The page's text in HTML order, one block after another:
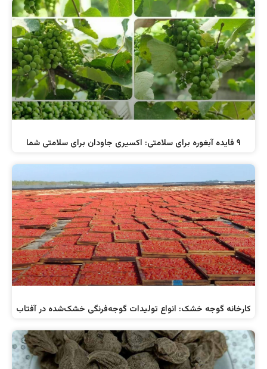
۹ فایده آبغوره برای سلامتی: اکسیری جاودان برای سلامتی شما
کارخانه گوجه خشک: انواع تولیدات گوجه‌فرنگی خشک‌شده در آفتاب